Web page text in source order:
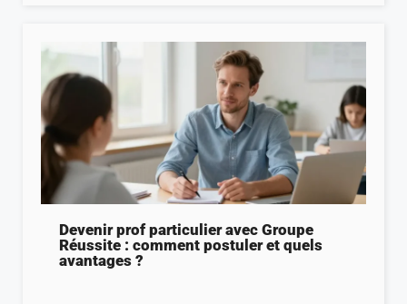
Devenir prof particulier avec Groupe
Réussite : comment postuler et quels
avantages ?